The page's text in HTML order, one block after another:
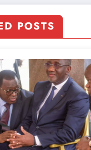
POSTS